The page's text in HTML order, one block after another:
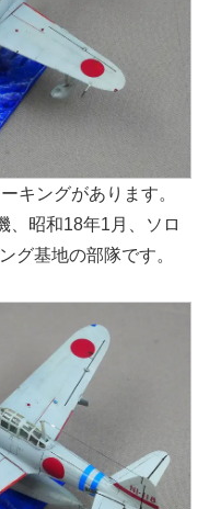
キングがあります。
、昭和18年1月、ソロ
グ基地の部隊です。